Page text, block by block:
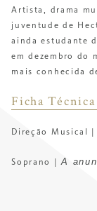
Artista, drama
juventude de
ainda estudante
em dezembro do
mais conhecida
Ficha Técnica
Direção Musical |
Soprano |A